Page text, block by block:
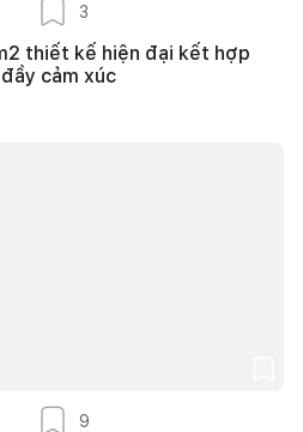
3
thiết kế hiện đại kết hợp
cảm xúc
9